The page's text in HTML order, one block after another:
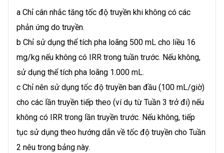
a Chỉ cân nhắc tăng tốc độ truyền khi không có các
phản ứng do truyền.
b Chỉ sử dụng thể tích pha loãng 500 mL cho liều 16
mg/kg nếu không có IRR trong tuần trước. Nếu không,
sử dụng thể tích pha loãng 1.000 mL.
c Chỉ nên sử dụng tốc độ truyền ban đầu (100 mL/giờ)
cho các lần truyền tiếp theo (ví dụ từ Tuần 3 trở đi) nếu
không có IRR trong lần truyền trước. Nếu không, tiếp
tục sử dụng theo hướng dẫn về tốc độ truyền cho Tuần
2 nêu trong bảng này.